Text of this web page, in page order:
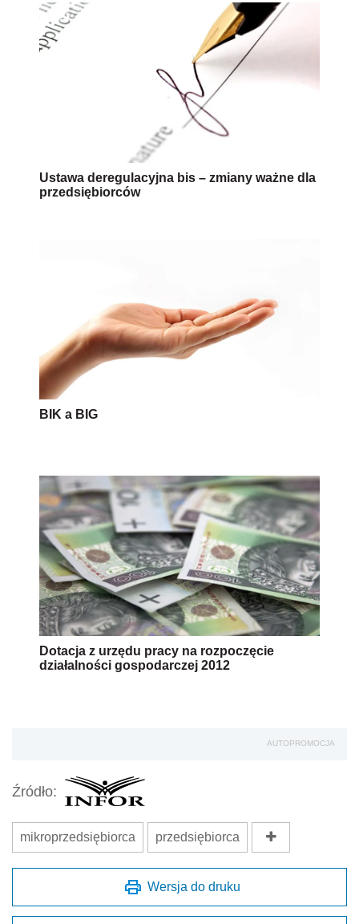
Ustawa deregulacyjna bis – zmiany ważne dla
przedsiębiorców
BIK a BIG
Dotacja z urzędu pracy na rozpoczęcie
działalności gospodarczej 2012
AUTOPROMOCJA
Źródło:
mikroprzedsiębiorca przedsiębiorca
Wersja do druku